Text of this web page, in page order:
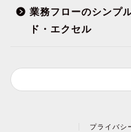
業務フローのシンプ
ド・エクセル
プライバシ